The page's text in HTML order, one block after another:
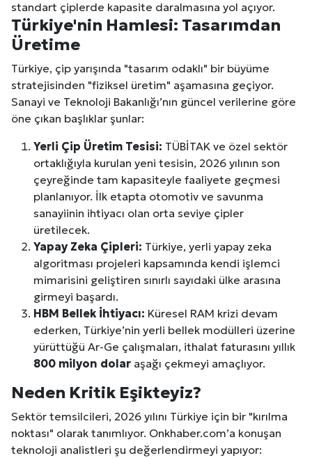
standart çiplerde kapasite daralmasına yol açıyor.
Türkiye'nin Hamlesi: Tasarımdan
Üretime
Türkiye, çip yarışında "tasarım odaklı" bir büyüme
stratejisinden "fiziksel üretim" aşamasına geçiyor.
Sanayi ve Teknoloji Bakanlığı’nın güncel verilerine göre
öne çıkan başlıklar şunlar:
Yerli Çip Üretim Tesisi: TÜBİTAK ve özel sektör
ortaklığıyla kurulan yeni tesisin, 2026 yılının son
çeyreğinde tam kapasiteyle faaliyete geçmesi
planlanıyor. İlk etapta otomotiv ve savunma
sanayiinin ihtiyacı olan orta seviye çipler
üretilecek.
Yapay Zeka Çipleri: Türkiye, yerli yapay zeka
algoritması projeleri kapsamında kendi işlemci
mimarisini geliştiren sınırlı sayıdaki ülke arasına
girmeyi başardı.
HBM Bellek İhtiyacı: Küresel RAM krizi devam
ederken, Türkiye’nin yerli bellek modülleri üzerine
yürüttüğü Ar-Ge çalışmaları, ithalat faturasını yıllık
800 milyon dolar aşağı çekmeyi amaçlıyor.
Neden Kritik Eşikteyiz?
Sektör temsilcileri, 2026 yılını Türkiye için bir "kırılma
noktası" olarak tanımlıyor. Onkhaber.com’a konuşan
teknoloji analistleri şu değerlendirmeyi yapıyor: